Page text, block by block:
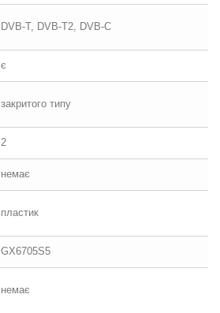
DVB-T, DVB-T2, DVB-C
є
закритого типу
2
немає
пластик
GX6705S5
немає